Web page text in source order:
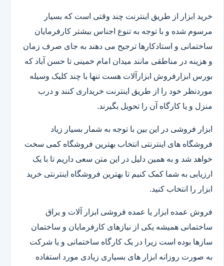
خرید ابزار از طریق اینترنت چند وقتی است که بسیار
مرسوم شده و با توجه به تنوع اجناس بیشتر کارفرمایان
ساختمانی و استادکارها ترجیح می دهند به جای صرف زمان
و هزینه در مناطقی مانند میدان امام خمینی تا حسن آباد که
بورس ابزارفروش ابزارآلات هست تنها با چند کلیک وسیله
موردنظر خود را از طریق اینترنت خریداری کنند و درب
منزل و یا کارگاه آن را تحویل بگیرند.
ابزار فروشی در این بین با توجه به شمار بسیار زیاد
فروشگاه های اینترنتی انتخاب بهترین فروشگاه کمی سخت
خواهد شد و به همین دلیل در این متن سعی داریم تا با یک
ارزیابی به شما کمک کنیم تا بهترین فروشگاه اینترنتی خرید
ابزار را انتخاب کنید.
فروش عمده ابزار یا عمده فروشی ابزار آلات و یراق
ساختمانی همیشه یکی از نیازهای کارفرمایان و ساختمان
سازها بوده است زیرا در یک کارگاه ساختمانی و یا شرکت
به صورت روزانه ابزار های بسیاری زیادی مورد استفاده